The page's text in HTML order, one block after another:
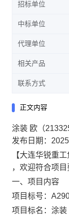
招标单位
中标单位
代理单位
相关产品
联系方式
正文内容
涂装 欧（
发布日期：
【大连华锐重
，欢迎符合项
一、项目内容
项目标号：
项目标名：涂